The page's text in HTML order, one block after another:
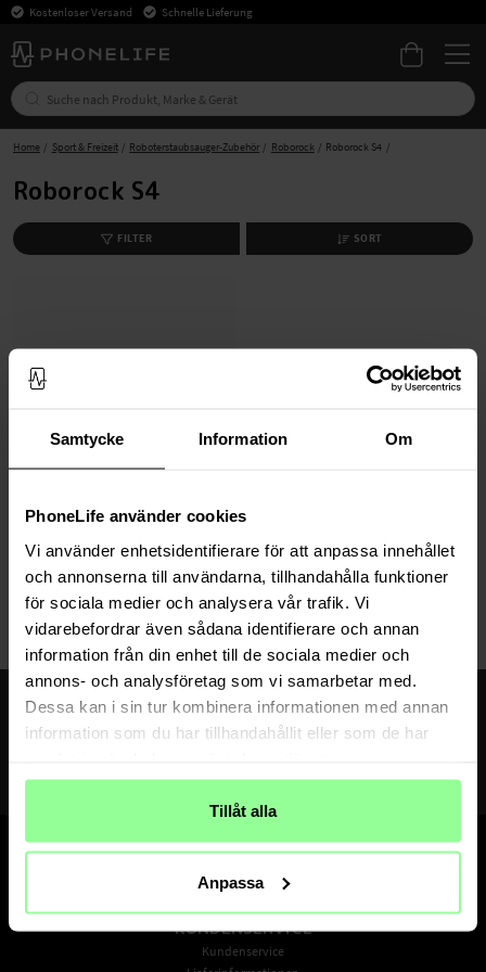
Samtycke Information Om
PhoneLife använder cookies
Vi använder enhetsidentifierare för att anpassa innehållet
och annonserna till användarna, tillhandahålla funktioner
för sociala medier och analysera vår trafik. Vi
vidarebefordrar även sådana identifierare och annan
information från din enhet till de sociala medier och
annons- och analysföretag som vi samarbetar med.
Dessa kan i sin tur kombinera informationen med annan
information som du har tillhandahållit eller som de har
Tillåt alla
Anpassa
Kostenloser Versand Schnelle Lieferung
Home Sport & Freizeit Roboterstaubsauger-Zubehör Roborock Roborock S4
Roborock S4
FILTER SORT
7,95 €
Erhalte 10% Rabatt auf deinen ersten Einkauf
Melde dich für den Newsletter an, um Neuigkeiten und Angebote zuerst zu
erhalten
Indem du dich anmeldest, akzeptierst du unsere Datenschutzerklärung
KUNDENSERVICE
Kundenservice